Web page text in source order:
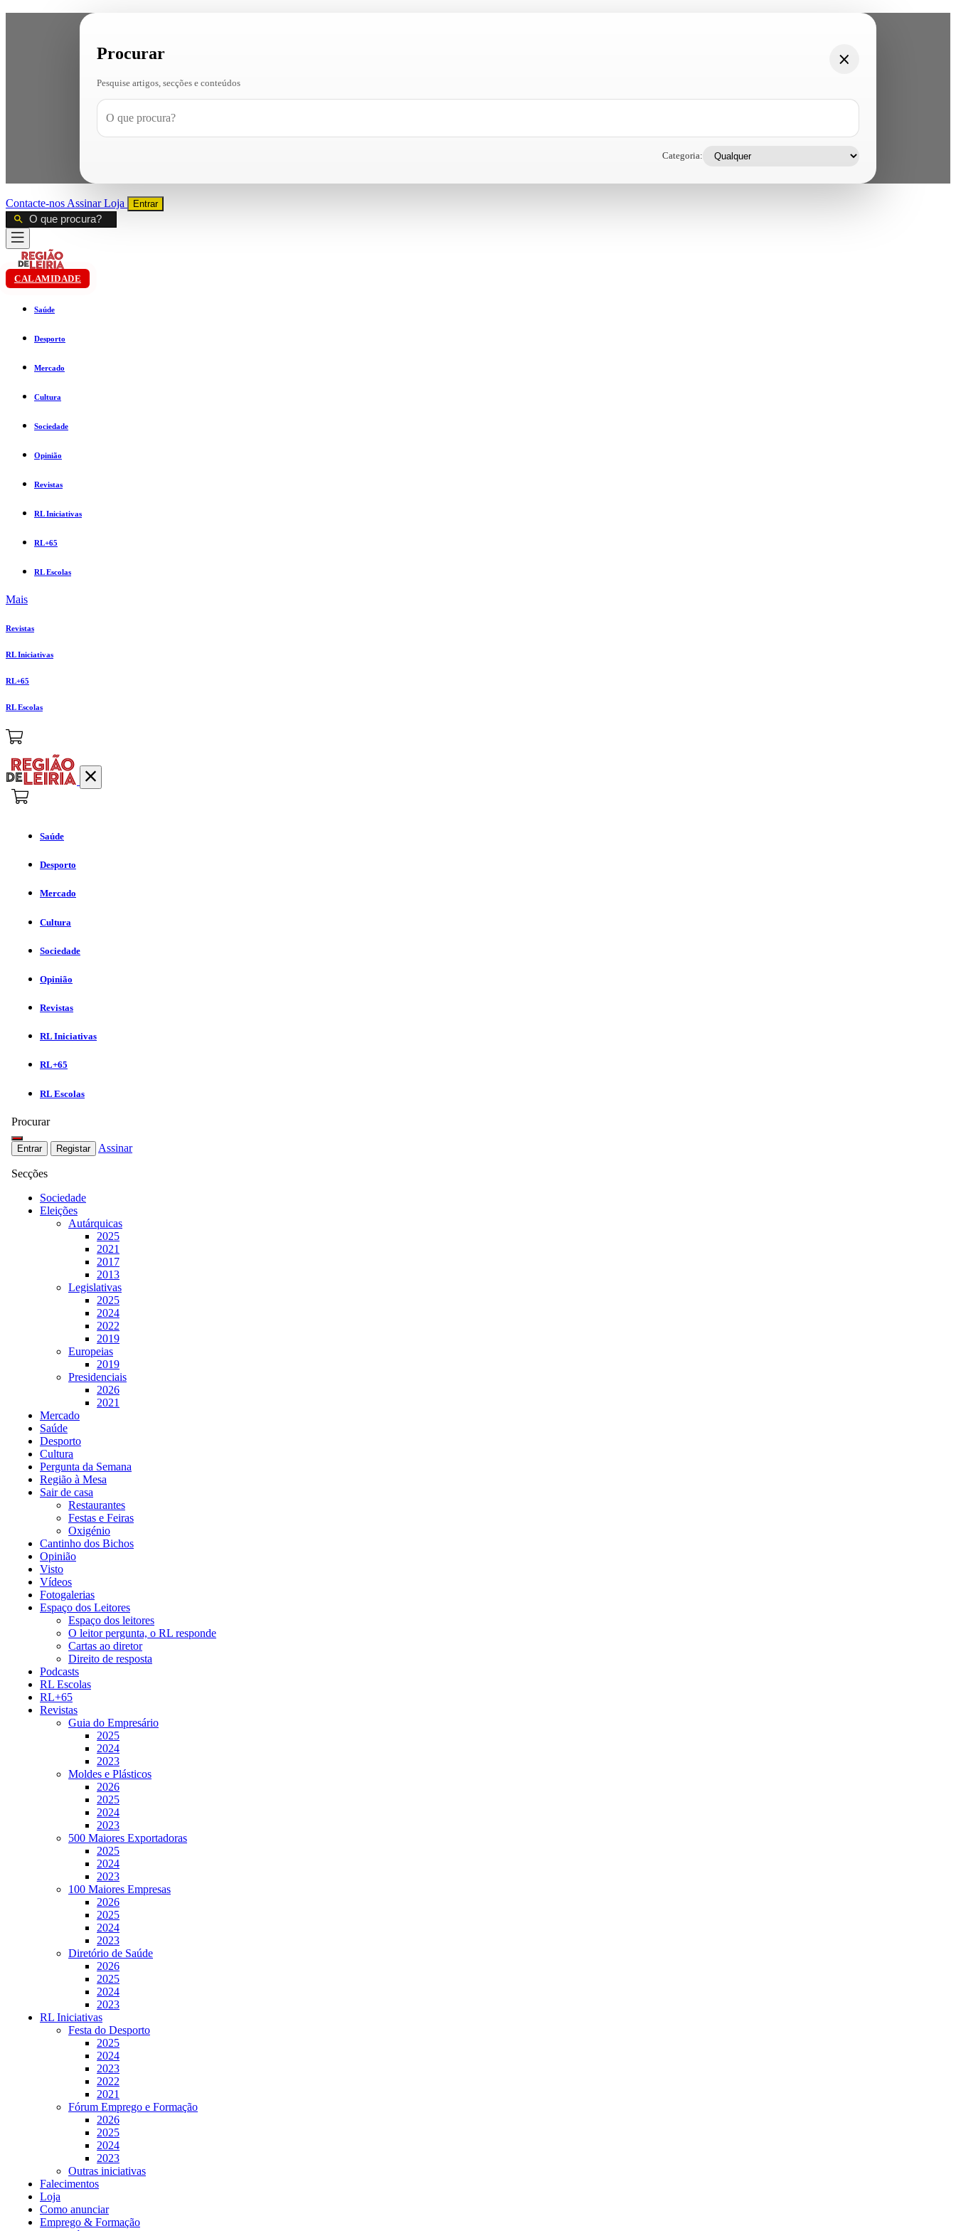
Procurar
Pesquise artigos, secções e conteúdos
Categoria:
Contacte-nos AssinarLoja Entrar
CALAMIDADE
Saúde
Desporto
Mercado
Cultura
Sociedade
Opinião
Revistas
RL Iniciativas
RL+65
RL Escolas
Mais
Revistas
RL Iniciativas
RL+65
RL Escolas
Saúde
Desporto
Mercado
Cultura
Sociedade
Opinião
Revistas
RL Iniciativas
RL+65
RL Escolas
Procurar
Entrar Registar Assinar
Secções
Sociedade
Eleições
Autárquicas
2025
2021
2017
2013
Legislativas
2025
2024
2022
2019
Europeias
2019
Presidenciais
2026
2021
Mercado
Saúde
Desporto
Cultura
Pergunta da Semana
Região à Mesa
Sair de casa
Restaurantes
Festas e Feiras
Oxigénio
Cantinho dos Bichos
Opinião
Visto
Vídeos
Fotogalerias
Espaço dos Leitores
Espaço dos leitores
O leitor pergunta, o RL responde
Cartas ao diretor
Direito de resposta
Podcasts
RL Escolas
RL+65
Revistas
Guia do Empresário
2025
2024
2023
Moldes e Plásticos
2026
2025
2024
2023
500 Maiores Exportadoras
2025
2024
2023
100 Maiores Empresas
2026
2025
2024
2023
Diretório de Saúde
2026
2025
2024
2023
RL Iniciativas
Festa do Desporto
2025
2024
2023
2022
2021
Fórum Emprego e Formação
2026
2025
2024
2023
Outras iniciativas
Falecimentos
Loja
Como anunciar
Emprego & Formação